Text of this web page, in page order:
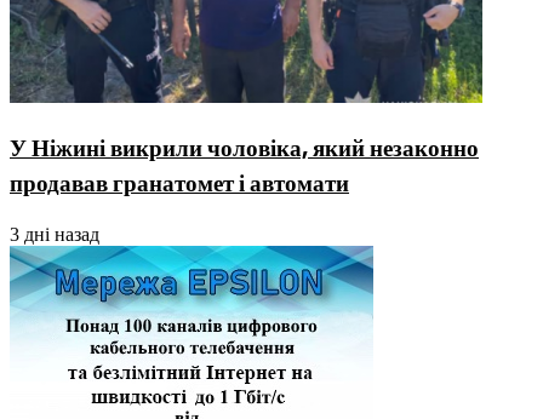
У Ніжині викрили чоловіка, який незаконно
продавав гранатомет і автомати
3 дні назад